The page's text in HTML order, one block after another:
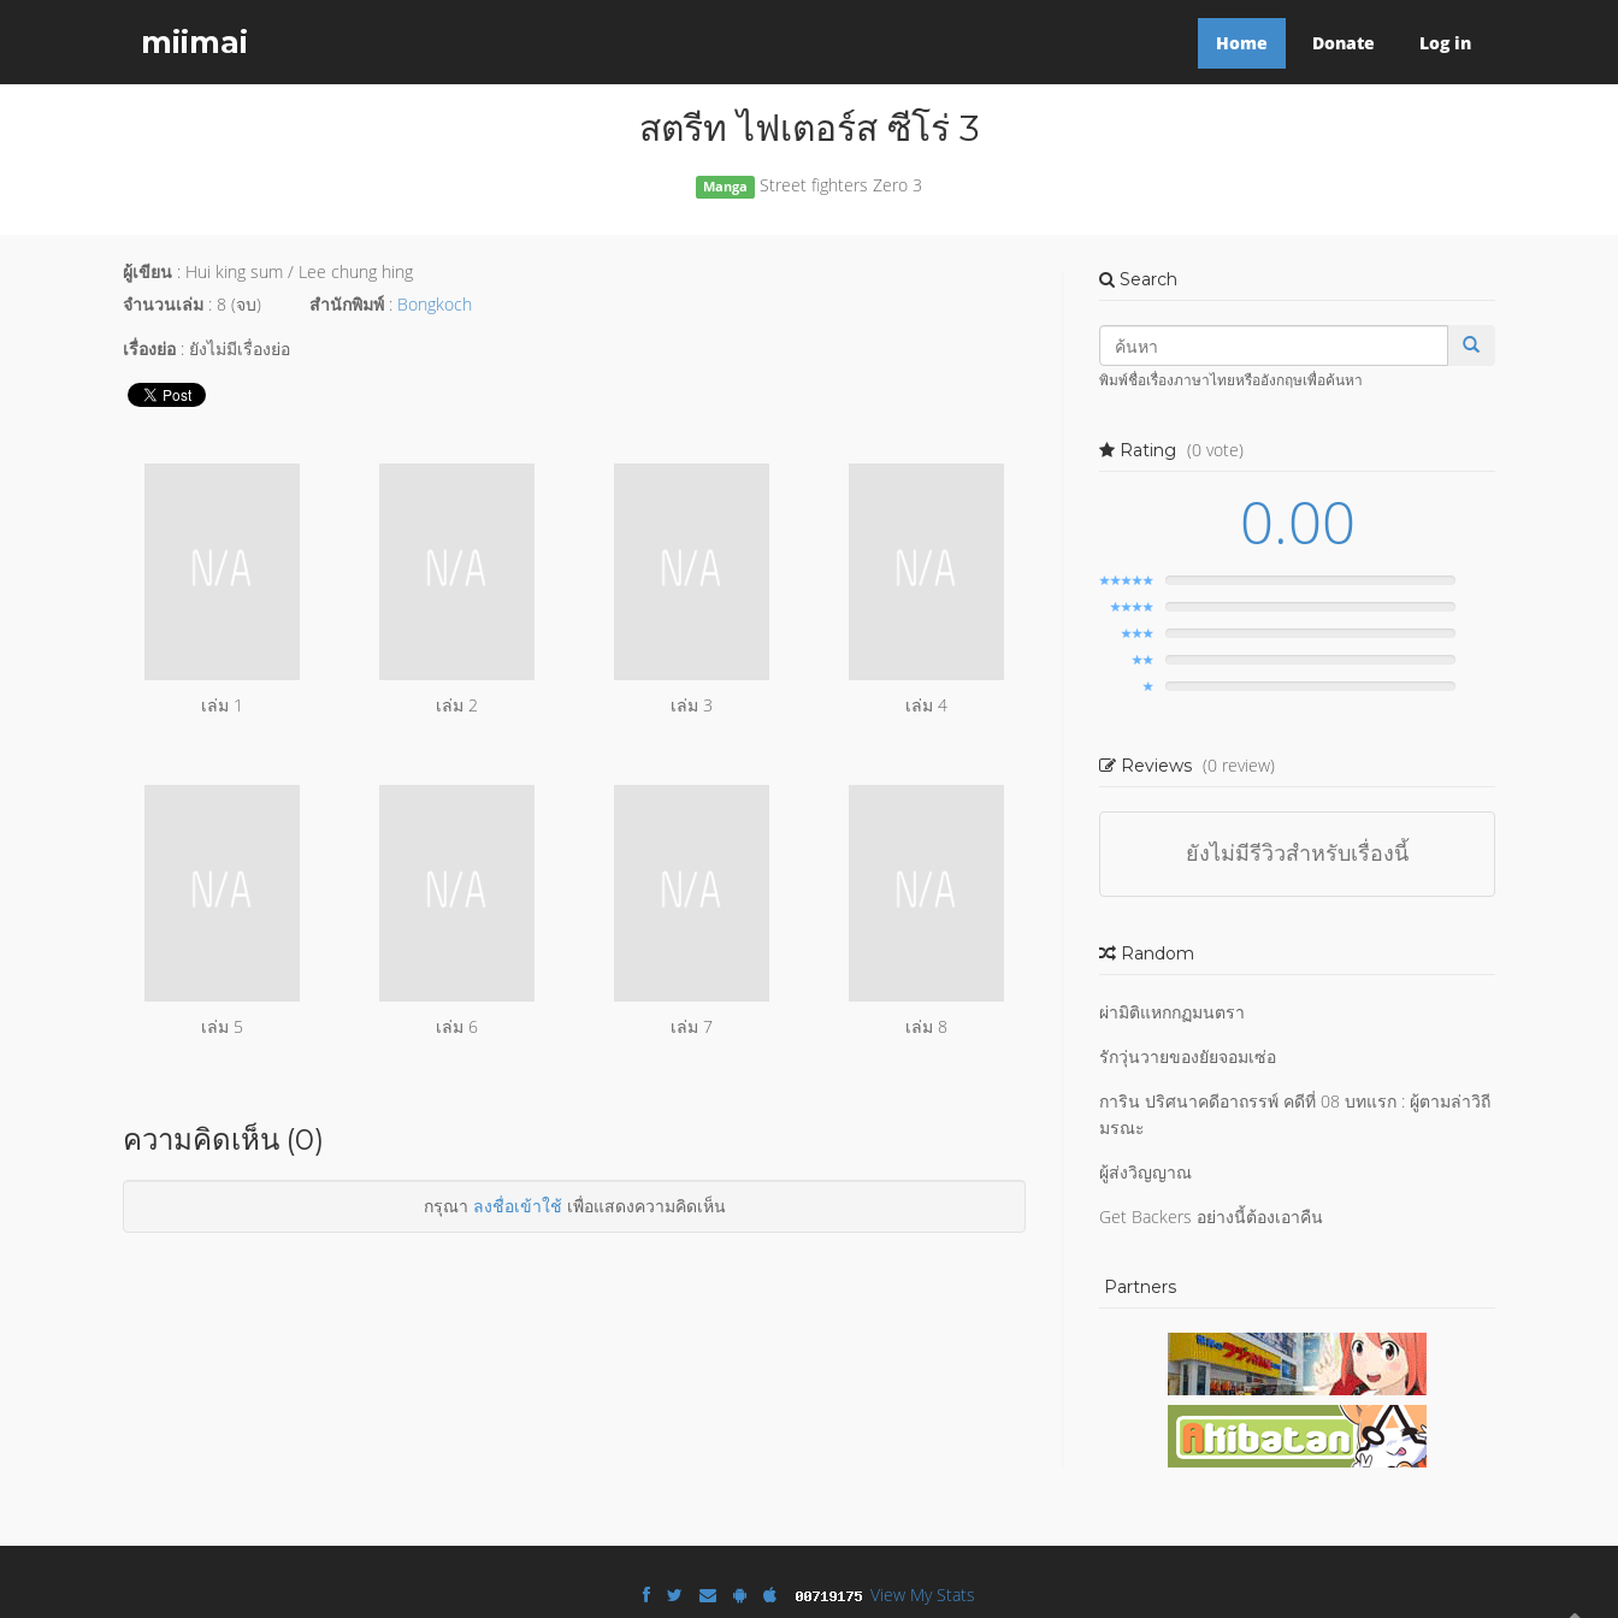
miimai Home Donate Log in
สตรีท ไฟเตอร์​ส ซีโร่ 3
Manga Street fighters Zero 3
ผู้เขียน : Hui king sum / Lee chung hing
จำนวนเล่ม : 8 (จบ) สำนักพิมพ์ : Bongkoch
เรื่องย่อ : ยังไม่มีเรื่องย่อ
เล่ม 1 เล่ม 2 เล่ม 3 เล่ม 4
เล่ม 5 เล่ม 6 เล่ม 7 เล่ม 8
ความคิดเห็น (0)
กรุณา ลงชื่อเข้าใช้เพื่อแสดงความคิดเห็น
Search
พิมพ์ชื่อเรื่องภาษาไทยหรืออังกฤษเพื่อค้นหา
Rating (0 vote)
0.00
Reviews (0 review)
ยังไม่มีรีวิวสำหรับเรื่องนี้
Random
ผ่ามิติแหกกฏมนตรา
รักวุ่นวายของยัยจอมเซ่อ
การิน ปริศนาคดีอาถรรพ์ คดีที่ 08 บทแรก : ผู้ตามล่าวิถี
มรณะ
ผู้ส่งวิญญาณ
Get Backers อย่างนี้ต้องเอาคืน
Partners
View My Stats